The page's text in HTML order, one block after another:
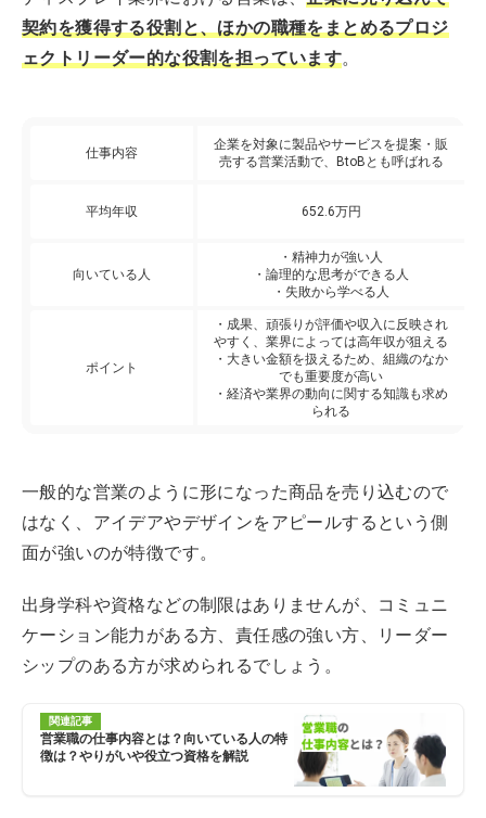
契約を獲得する役割と、ほかの職種をまとめるプロジ
ェクトリーダー的な役割を担っています。
仕事内容
企業を対象に製品やサービスを提案・販
売する営業活動で、BtoBとも呼ばれる
平均年収 652.6万円
向いている人
・精神力が強い人
・論理的な思考ができる人
・失敗から学べる人
ポイント
・成果、頑張りが評価や収入に反映され
やすく、業界によっては高年収が狙える
・大きい金額を扱えるため、組織のなか
でも重要度が高い
・経済や業界の動向に関する知識も求め
られる
一般的な営業のように形になった商品を売り込むので
はなく、アイデアやデザインをアピールするという側
面が強いのが特徴です。
出身学科や資格などの制限はありませんが、コミュニ
ケーション能力がある方、責任感の強い方、リーダー
シップのある方が求められるでしょう。
関連記事
営業職の仕事内容とは？向いている人の特
徴は？やりがいや役立つ資格を解説